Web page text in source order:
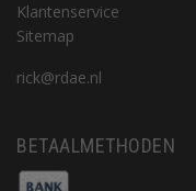
Klantenservice
Sitemap
rick@rdae.nl
BETAALMETHODEN